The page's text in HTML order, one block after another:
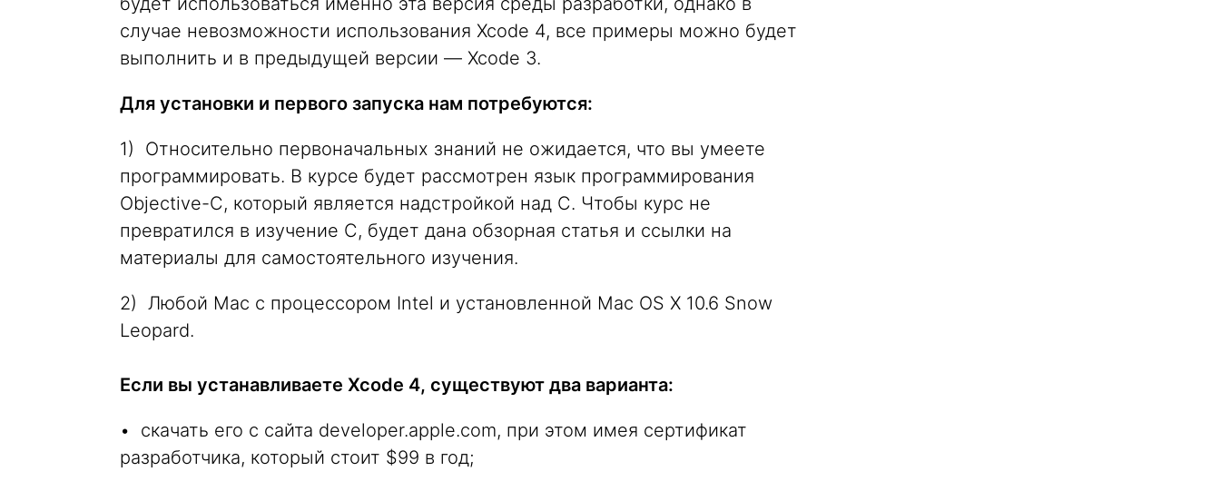
случае невозможности использования Xcode 4, все примеры можно будет
выполнить и в предыдущей версии — Xcode 3.
Для установки и первого запуска нам потребуются:
1) Относительно первоначальных знаний не ожидается, что вы умеете
программировать. В курсе будет рассмотрен язык программирования
Objective-C, который является надстройкой над C. Чтобы курс не
превратился в изучение С, будет дана обзорная статья и ссылки на
материалы для самостоятельного изучения.
2) Любой Mac с процессором Intel и установленной Mac OS X 10.6 Snow
Leopard.
Если вы устанавливаете Xcode 4, существуют два варианта:
• скачать его с сайта developer.apple.com, при этом имея сертификат
разработчика, который стоит $99 в год;